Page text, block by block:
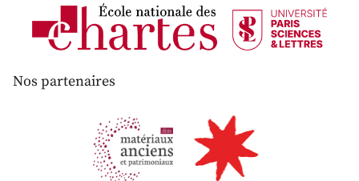
Nos partenaires